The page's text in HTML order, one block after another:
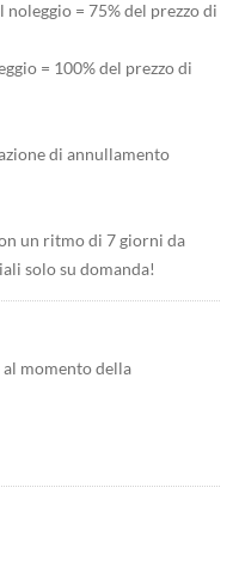
= 75% del prezzo di
= 100% del prezzo di
di annullamento
un ritmo di 7 giorni da
solo su domanda!
momento della